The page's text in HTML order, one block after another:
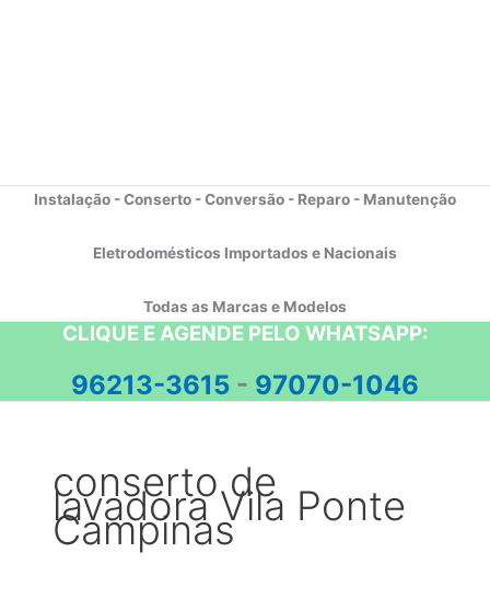
Instalação - Conserto - Conversão - Reparo - Manutenção
Eletrodomésticos Importados e Nacionais
Todas as Marcas e Modelos
CLIQUE E AGENDE PELO WHATSAPP:
96213-3615 - 97070-1046
conserto de
lavadora Vila Ponte
Campinas